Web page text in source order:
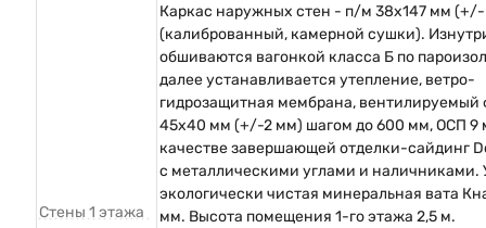
Стены 1 этажа
Каркас наружных стен - п/м 38х147 мм
(калиброванный, камерной сушки).
обшиваются вагонкой класса Б по
далее устанавливается утепление, ветро-
гидрозащитная мембрана,
45х40 мм (+/-2 мм) шагом до 600 мм, ОСП 9
качестве завершающей отделки-сайдинг
с металлическими углами и наличниками.
экологически чистая минеральная вата
мм. Высота помещения 1-го этажа 2,5 м.